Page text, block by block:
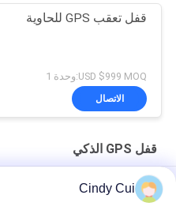
قفل تعقب GPS للحاوية
USD $999 MOQ:وحدة 1
الاتصال
قفل GPS الذكي
ذكي الإلكترونية 15000mAh GPS قفل ذكي ISO9001 المعتمدة
Cindy Cui